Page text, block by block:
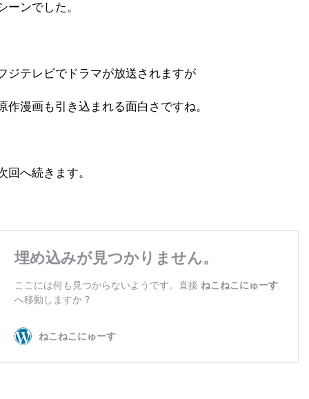
ーンでした。
ジテレビでドラマが放送されますが
作漫画も引き込まれる面白さですね。
回へ続きます。